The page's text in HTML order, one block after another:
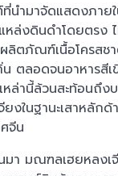
ำมาจัดแสดงภาย
หล่งดินดำโดยตรง
ผลิตภัณฑ์เนื้อโครสช
น ตลอดจนอาหารสี
หล่านี้ล้วนสะท้อนถึ
งในฐานะเสาหลัก
จีน
มา มณฑลเฮยหลงเ